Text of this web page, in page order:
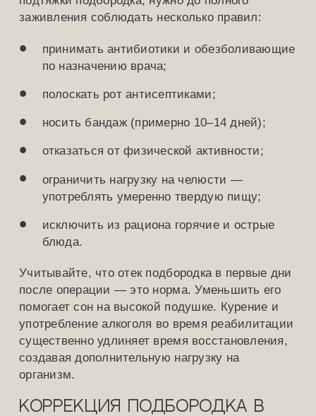
заживления соблюдать несколько правил:
принимать антибиотики и обезболивающие
по назначению врача;
полоскать рот антисептиками;
носить бандаж (примерно 10–14 дней);
отказаться от физической активности;
ограничить нагрузку на челюсти —
употреблять умеренно твердую пищу;
исключить из рациона горячие и острые
блюда.
Учитывайте, что отек подбородка в первые дни
после операции — это норма. Уменьшить его
помогает сон на высокой подушке. Курение и
употребление алкоголя во время реабилитации
существенно удлиняет время восстановления,
создавая дополнительную нагрузку на
организм.
Коррекция подбородка в